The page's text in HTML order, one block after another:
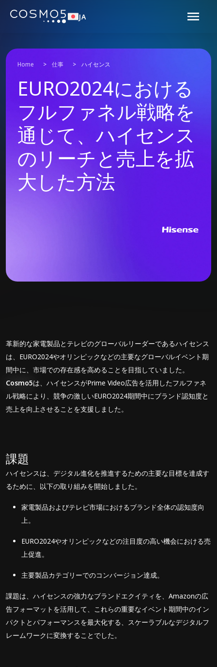
JA
Home > 仕事 > ハイセンス
EURO2024における
フルファネル戦略を
通じて、ハイセンス
のリーチと売上を拡
大した方法
革新的な家電製品とテレビのグローバルリーダーであるハイセンス
は、EURO2024やオリンピックなどの主要なグローバルイベント期
間中に、市場での存在感を高めることを目指していました。
Cosmo5は、ハイセンスがPrime Video広告を活用したフルファネ
ル戦略により、競争の激しいEURO2024期間中にブランド認知度と
売上を向上させることを支援しました。
課題
ハイセンスは、デジタル進化を推進するための主要な目標を達成す
るために、以下の取り組みを開始しました。
家電製品およびテレビ市場におけるブランド全体の認知度向
上。
EURO2024やオリンピックなどの注目度の高い機会における売
上促進。
主要製品カテゴリーでのコンバージョン達成。
課題は、ハイセンスの強力なブランドエクイティを、Amazonの広
告フォーマットを活用して、これらの重要なイベント期間中のイン
パクトとパフォーマンスを最大化する、スケーラブルなデジタルフ
レームワークに変換することでした。